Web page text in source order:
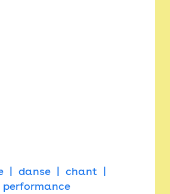
danse
chant
performance